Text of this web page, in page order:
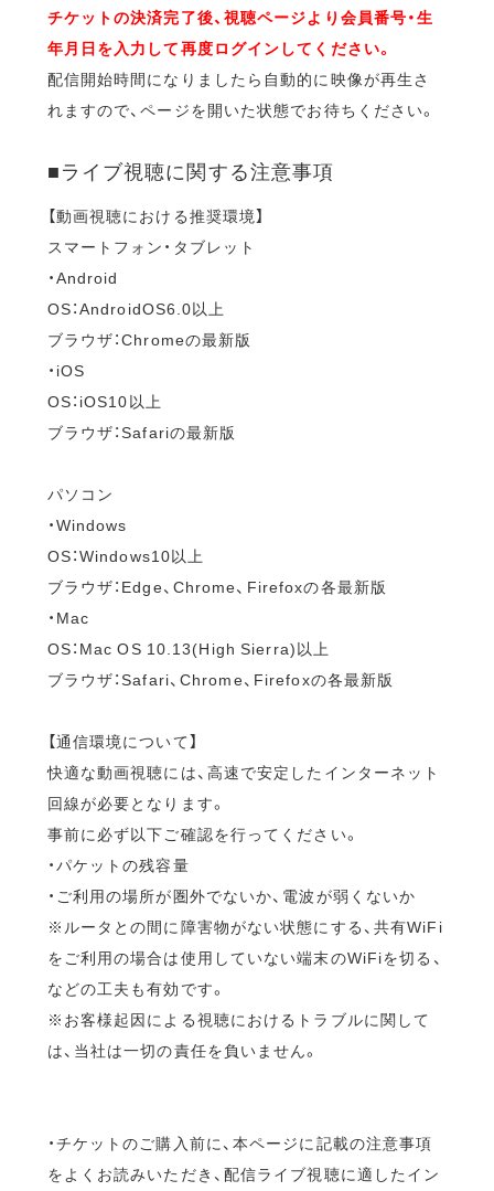
チケットの決済完了後、視聴ページより会員番号・生
年月日を入力して再度ログインしてください。
配信開始時間になりましたら自動的に映像が再生さ
れますので、ページを開いた状態でお待ちください。
■ライブ視聴に関する注意事項
【動画視聴における推奨環境】
スマートフォン・タブレット
・Android
OS：AndroidOS6.0以上
ブラウザ：Chromeの最新版
・iOS
OS：iOS10以上
ブラウザ：Safariの最新版
パソコン
・Windows
OS：Windows10以上
ブラウザ：Edge、Chrome、Firefoxの各最新版
・Mac
OS：Mac OS 10.13(High Sierra)以上
ブラウザ：Safari、Chrome、Firefoxの各最新版
【通信環境について】
快適な動画視聴には、高速で安定したインターネット
回線が必要となります。
事前に必ず以下ご確認を行ってください。
・パケットの残容量
・ご利用の場所が圏外でないか、電波が弱くないか
※ルータとの間に障害物がない状態にする、共有WiFi
をご利用の場合は使用していない端末のWiFiを切る、
などの工夫も有効です。
※お客様起因による視聴におけるトラブルに関して
は、当社は一切の責任を負いません。
・チケットのご購入前に、本ページに記載の注意事項
をよくお読みいただき、配信ライブ視聴に適したイン